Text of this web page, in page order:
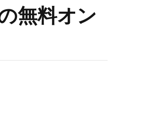
無料オン